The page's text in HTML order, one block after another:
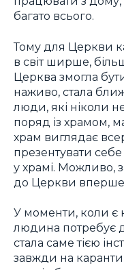
багато всього.
Тому для Церкви
в світ ширше,
Церква змогла
наживо, стала
люди, які ніколи
поряд із храмом,
храм виглядає
презентувати
у храмі. Можливо,
до Церкви
У моменти, коли є
людина потребує
стала саме тією
завжди на